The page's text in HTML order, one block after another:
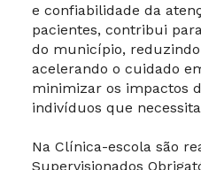
e confiabilidade da
pacientes, contribui
do município,
acelerando o cuidado
minimizar os impactos
indivíduos que
Na Clínica-escola são
Supervisionados